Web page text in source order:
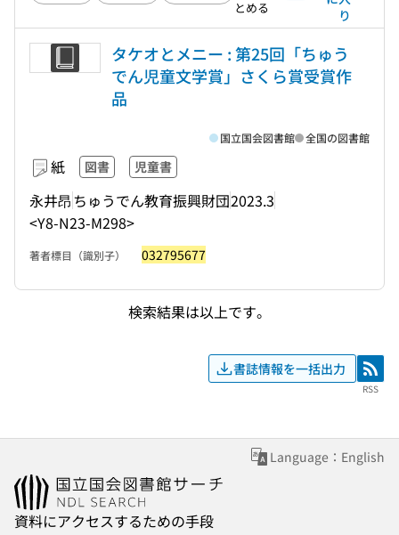
とめる
り
タケオとメニー : 第25回「ちゅう
でん児童文学賞」さくら賞受賞作
品
紙 図書 児童書
永井昂ちゅうでん教育振興財団2023.3
<Y8-N23-M298>
国立国会図書館 全国の図書館
著者標目（識別子） 032795677
検索結果は以上です。
書誌情報を一括出力 RSS
RSS
Language：English
資料にアクセスするための手段